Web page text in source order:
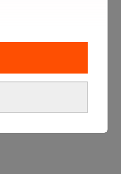
till Alecta